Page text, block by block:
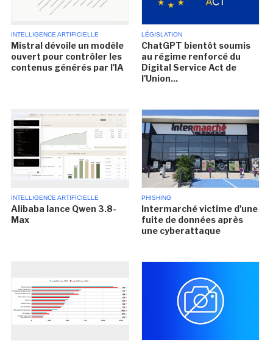
INTELLIGENCE ARTIFICIELLE
Mistral dévoile un modèle
ouvert pour contrôler les
contenus générés par l'IA
LÉGISLATION
ChatGPT bientôt soumis
au régime renforcé du
Digital Service Act de
l'Union...
INTELLIGENCE ARTIFICIELLE
Alibaba lance Qwen 3.8-
Max
PHISHING
Intermarché victime d'une
fuite de données après
une cyberattaque